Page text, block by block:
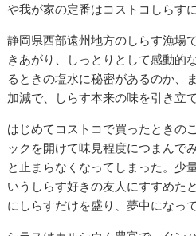
や我が家の定番はコストコしらす
静岡県西部遠州地方のしらす漁場
きあがり、しっとりとして感動的
るときの塩水に秘密があるのか、
加減で、しらす本来の味を引き立て
はじめてコストコで買ったときの
ックを開けて味見程度につまんで
と止まらなくなってしまった。少
いうしらす好きの友人にすすめた
にしらすだけを盛り、夢中になっ